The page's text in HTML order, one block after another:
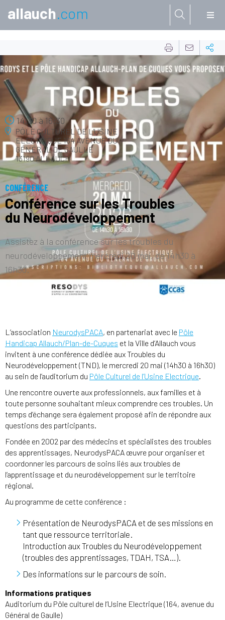
allauch.com
20
MAI
14:30à16:30
PÔLE CULTUREL DE L'USINE
ÉLECTRIQUE164 AVENUE DU
GÉNÉRAL DE GAULLE
13190 ALLAUCH
CONFÉRENCE
Conférence sur les Troubles
du Neurodéveloppement
Assistez à la conférence sur les troubles du
neurodéveloppement mercredi 20 mai, de 14h30 à
16h30.
L’association NeurodysPACA, en partenariat avec le Pôle
Handicap Allauch/Plan-de-Cuques et la Ville d’Allauch vous
invitent à une conférence dédiée aux Troubles du
Neurodéveloppement (TND), le mercredi 20 mai (14h30 à 16h30)
au sein de l’auditorium du Pôle Culturel de l’Usine Electrique.
Une rencontre ouverte aux professionnels, aux familles et à
toute personne souhaitant mieux comprendre ces troubles. Un
temps d’échange sera également proposé afin de répondre aux
questions des participants.
Fondée en 2002 par des médecins et spécialistes des troubles
des apprentissages, NeurodysPACA œuvre pour organiser et
coordonner les parcours de soins liés aux troubles de
l’apprentissage et du neurodéveloppement sur le territoire
régional.
Au programme de cette conférence :
Présentation de NeurodysPACA et de ses missions en
tant que ressource territoriale.
Introduction aux Troubles du Neurodéveloppement
(troubles des apprentissages, TDAH, TSA…).
Des informations sur le parcours de soin.
Informations pratiques
Auditorium du Pôle culturel de l’Usine Electrique (164, avenue du
Général de Gaulle)